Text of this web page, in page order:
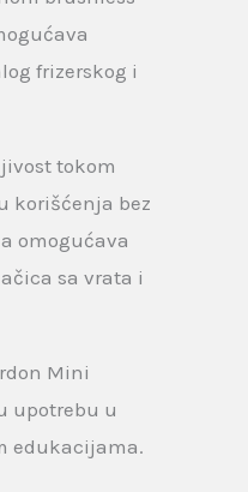
frizerskog i
tokom
korišćenja bez
omogućava
sa vrata i
Mini
upotrebu u
edukacijama.